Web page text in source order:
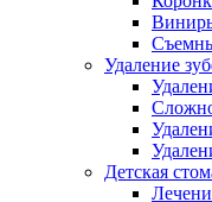
Удаление
Детская